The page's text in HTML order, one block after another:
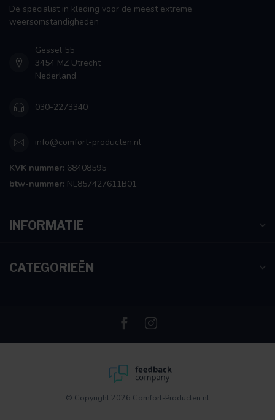
De specialist in kleding voor de meest extreme
weersomstandigheden
Gessel 55
3454 MZ Utrecht
Nederland
030-2273340
info@comfort-producten.nl
KVK nummer: 68408595
btw-nummer: NL857427611B01
INFORMATIE
CATEGORIEËN
© Copyright 2026 Comfort-Producten.nl